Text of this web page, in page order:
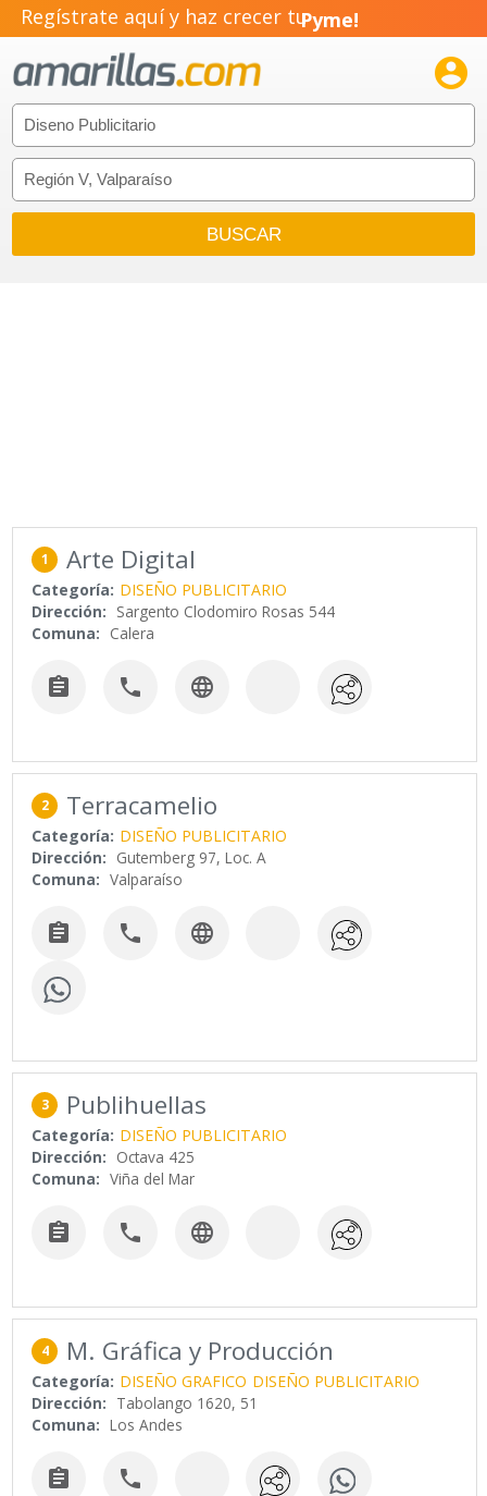
Regístrate aquí y haz crecer tuPyme!
Emprendimiento!

1 Arte Digital
Categoría: DISEÑO PUBLICITARIO
Dirección: Sargento Clodomiro Rosas 544
Comuna: Calera
  
2 Terracamelio
Categoría: DISEÑO PUBLICITARIO
Dirección: Gutemberg 97, Loc. A
Comuna: Valparaíso
  
3 Publihuellas
Categoría: DISEÑO PUBLICITARIO
Dirección: Octava 425
Comuna: Viña del Mar
  
4 M. Gráfica y Producción
Categoría: DISEÑO GRAFICO DISEÑO PUBLICITARIO
Dirección: Tabolango 1620, 51
Comuna: Los Andes
 